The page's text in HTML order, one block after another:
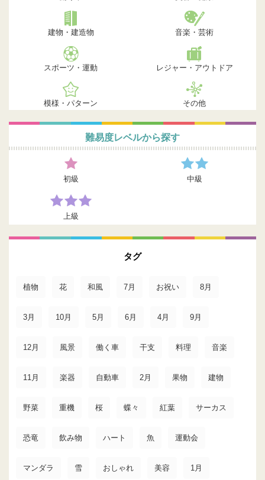
建物・建造物 音楽・芸術
スポーツ・運動 レジャー・アウトドア
模様・パターン その他
難易度レベルから探す
初級 中級
上級
タグ
植物 花 和風 7月 お祝い 8月
3月 10月 5月 6月 4月 9月
12月 風景 働く車 干支 料理 音楽
11月 楽器 自動車 2月 果物 建物
野菜 重機 桜 蝶々 紅葉 サーカス
恐竜 飲み物 ハート 魚 運動会
マンダラ 雪 おしゃれ 美容 1月